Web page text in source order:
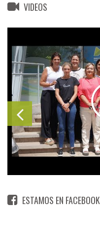
VIDEOS
ESTAMOS EN FACEBOOK